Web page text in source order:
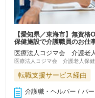
【愛知県／東海市】無資
保健施設で介護職員のお仕
医療法人コジマ会 介護老
医療法人コジマ会 介護老人保
転職支援サービス経由
介護職・ヘルパー / パ